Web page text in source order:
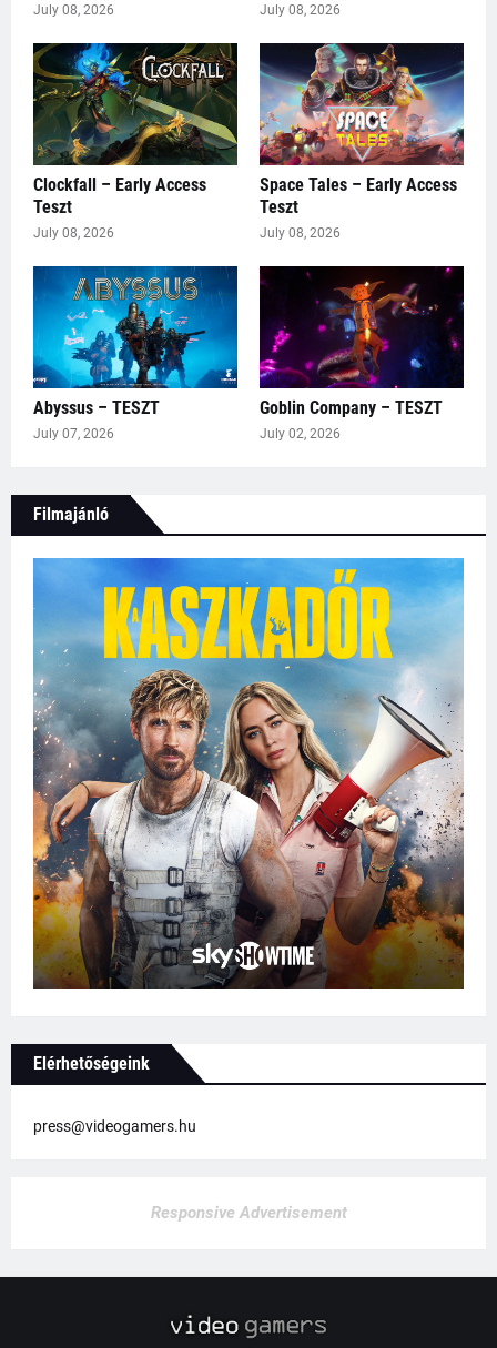
July 08, 2026 July 08, 2026
Clockfall – Early Access
Teszt
July 08, 2026
Space Tales – Early Access
Teszt
July 08, 2026
Abyssus – TESZT
July 07, 2026
Goblin Company – TESZT
July 02, 2026
Filmajánló
Elérhetőségeink
press@videogamers.hu
Responsive Advertisement